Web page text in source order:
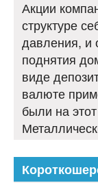
Акции
структуре
давления, и
поднятия
виде
валюте
были на